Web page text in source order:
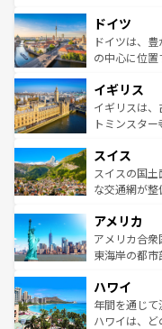
せる。地方
ンテンツ一覧
で、幅広い
聖堂、美し
から魅了す
いる。シャン
香り高いラ
らに、パリ
れる地方に足
を参照してほ
ドイツ
ドイツは、
の中心に位
顔を持つこの
ルリンの文
してライン
は、お酒好きな
ドイツ情報は
イギリス
イギリスは
トミンスタ
リアごとに異
ティー、ビ
戦など、本
ンツ一覧を参
スイス
スイスの国
な交通網が
の建物がその
博物館もあり
ことができ
ば市内交通費無
着のスイス情
アメリカ
アメリカ合衆
東海岸の都
のような巨大
ンメントが
西部には大
ハワイ
年間を通じ
ハワイは、